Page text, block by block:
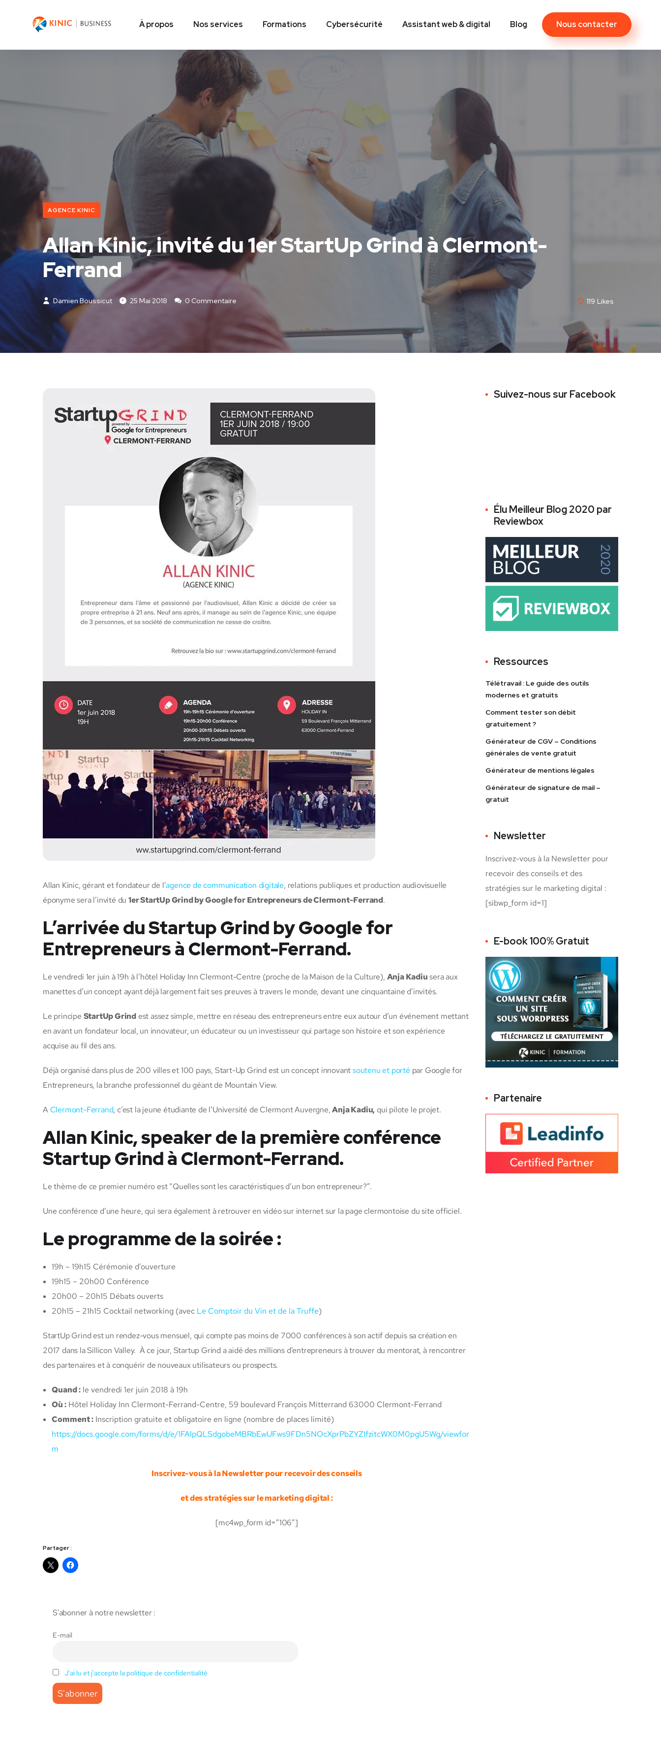
À propos Nos services Formations Cybersécurité Assistant web & digital Blog Contact
Nous contacter
AGENCE KINIC
Allan Kinic, invité du 1er StartUp Grind à Clermont-
Ferrand
Damien Boussicut 25 Mai 2018 0 Commentaire 119 Likes
Allan Kinic, gérant et fondateur de l’agence de communication digitale, relations publiques et production audiovisuelle
éponyme sera l’invité du1er StartUp Grind by Google for Entrepreneurs de Clermont-Ferrand.
L’arrivée du Startup Grind by Google for
Entrepreneurs à Clermont-Ferrand.
Le vendredi 1er juin à 19h à l’hôtel Holiday Inn Clermont-Centre (proche de la Maison de la Culture), Anja Kadiusera aux
manettes d’un concept ayant déjà largement fait ses preuves à travers le monde, devant une cinquantaine d’invités.
Le principe StartUp Grind est assez simple, mettre en réseau des entrepreneurs entre eux autour d’un événement mettant
en avant un fondateur local, un innovateur, un éducateur ou un investisseur qui partage son histoire et son expérience
acquise au fil des ans.
Déjà organisé dans plus de 200 villes et 100 pays, Start-Up Grind est un concept innovantsoutenu et porté par Google for
Entrepreneurs, la branche professionnel du géant de Mountain View.
A Clermont-Ferrand, c’est la jeune étudiante de l’Université de Clermont Auvergne,Anja Kadiu, qui pilote le projet.
Allan Kinic, speaker de la première conférence
Startup Grind à Clermont-Ferrand.
Le thème de ce premier numéro est “Quelles sont les caractéristiques d’un bon entrepreneur?”.
Une conférence d’une heure, qui sera également à retrouver en vidéo sur internet sur la page clermontoise du site officiel.
Le programme de la soirée :
19h – 19h15 Cérémonie d’ouverture
19h15 – 20h00 Conférence
20h00 – 20h15 Débats ouverts
20h15 – 21h15 Cocktail networking (avec Le Comptoir du Vin et de la Truffe)
StartUp Grind est un rendez-vous mensuel, qui compte pas moins de 7000 conférences à son actif depuis sa création en
2017 dans la Sillicon Valley. À ce jour, Startup Grind a aidé des millions d’entrepreneurs à trouver du mentorat, à rencontrer
des partenaires et à conquérir de nouveaux utilisateurs ou prospects.
Quand : le vendredi 1er juin 2018 à 19h
Où : Hôtel Holiday Inn Clermont-Ferrand-Centre, 59 boulevard François Mitterrand 63000 Clermont-Ferrand
Comment : Inscription gratuite et obligatoire en ligne (nombre de places limité)
https://docs.google.com/forms/d/e/1FAIpQLSdgobeMBRbEwUFws9FDn5NOcXprPbZYZIfzitcWX0M0pgU5Wg/viewfor
m
Inscrivez-vous à la Newsletter pour recevoir des conseils
et des stratégies sur le marketing digital :
[mc4wp_form id=”106″]
Partager :
S'abonner à notre newsletter :
E-mail
J'ai lu et j'accepte la politique de confidentialité
Suivez-nous sur Facebook
Élu Meilleur Blog 2020 par
Reviewbox
Ressources
Télétravail : Le guide des outils
modernes et gratuits
Comment tester son débit
gratuitement ?
Générateur de CGV – Conditions
générales de vente gratuit
Générateur de mentions légales
Générateur de signature de mail –
gratuit
Newsletter
Inscrivez-vous à la Newsletter pour
recevoir des conseils et des
stratégies sur le marketing digital :
[sibwp_form id=1]
E-book 100% Gratuit
Partenaire